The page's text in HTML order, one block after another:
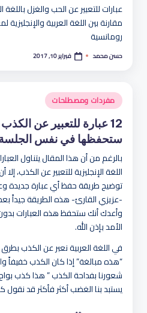
عبارات للتعبير عن الحب والغزل باللغة
مقارنة بين اللغة العربية
رومانسية
تمّ
حسن محمد فبراير 10, 2017
نُشر
في
مفردات ومصطلحات
12 عبارة للتعبير عن الكذب
ستحفظها في نفس الجلسة
بالرغم من أن هذا المقال يتناول
اللغة الإنجليزية للتعبير عن الكذب،
توضيح طريقة حفظ أي عبارة جديدة
-عزيزي القارئ- هذه الطريقة جيداً
وأعدك أنك ستحفظ هذه العبارات
الأمد بإذن الله.
في اللغة العربية نعبر عن الكذب
“هذه مبالغة” إذا كان الكذب خفيفاً
شعورنا بفداحة الكذب ” هذا كذب
يستبد بنا الغضب أكثر فأكثر قد نقول